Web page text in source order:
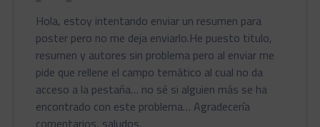
Hola, estoy intentando enviar un resumen para
poster pero no me deja enviarlo.He puesto titulo,
resumen y autores sin problema pero al enviar me
pide que rellene el campo temático al cual no da
acceso a la pestaña… no sé si alguien más se ha
encontrado con este problema… Agradecería
comentarios, saludos.